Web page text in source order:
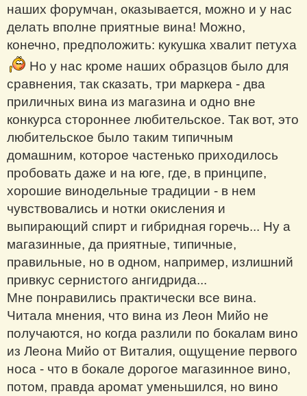
наших форумчан, оказывается, можно и у нас
делать вполне приятные вина! Можно,
конечно, предположить: кукушка хвалит петуха
Но у нас кроме наших образцов было для
сравнения, так сказать, три маркера - два
приличных вина из магазина и одно вне
конкурса стороннее любительское. Так вот, это
любительское было таким типичным
домашним, которое частенько приходилось
пробовать даже и на юге, где, в принципе,
хорошие винодельные традиции - в нем
чувствовались и нотки окисления и
выпирающий спирт и гибридная горечь... Ну а
магазинные, да приятные, типичные,
правильные, но в одном, например, излишний
привкус сернистого ангидрида...
Мне понравились практически все вина.
Читала мнения, что вина из Леон Мийо не
получаются, но когда разлили по бокалам вино
из Леона Мийо от Виталия, ощущение первого
носа - что в бокале дорогое магазинное вино,
потом, правда аромат уменьшился, но вино